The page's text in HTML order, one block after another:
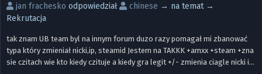
jan frachesko odpowiedział chinese → na temat →
Rekrutacja
tak znam UB team byl na innym forum duzo razy pomagał mi zbanować
typa który zmieniał nicki,ip, steamid Jestem na TAKKK +amxx +steam +zna
sie czitach wie kto kiedy czituje a kiedy gra legit +/- zmienia ciagle nicki i...